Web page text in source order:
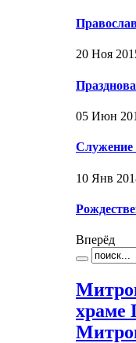
20 Ноя
05 Июн
Служение
10 Янв
Вперёд
храме